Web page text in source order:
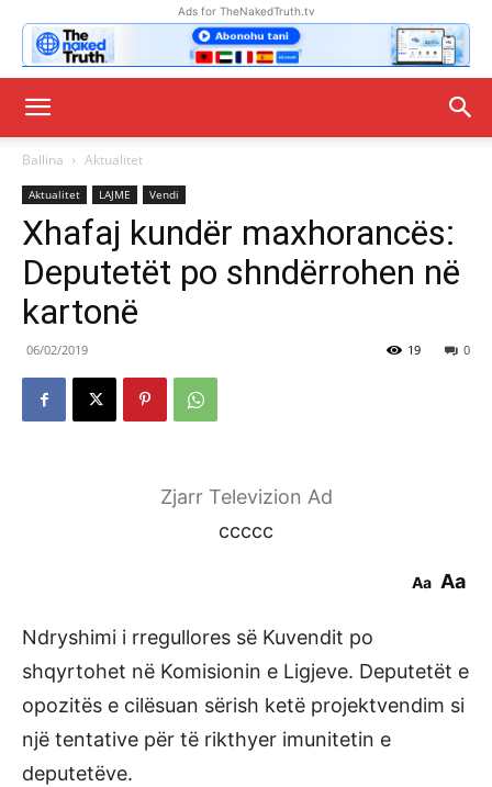
Ads for TheNakedTruth.tv
Ballina Aktualitet
Aktualitet LAJME Vendi
Xhafaj kundër maxhorancës:
Deputetët po shndërrohen në
kartonë
06/02/2019 0
19
Zjarr Televizion Ad
ccccc
Aa Aa
Ndryshimi i rregullores së Kuvendit po
shqyrtohet në Komisionin e Ligjeve. Deputetët e
opozitës e cilësuan sërish ketë projektvendim si
një tentative për të rikthyer imunitetin e
deputetëve.